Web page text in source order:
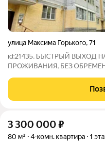
улица Максима Горького,71
id:21435. БЫСТРЫЙ ВЫХОД
ПРОЖИВАНИЯ, БЕЗ
кирпичном доме с
техникой! Дом 2001 года
3 300 000 ₽
80 м² 4-комн. квартира 1